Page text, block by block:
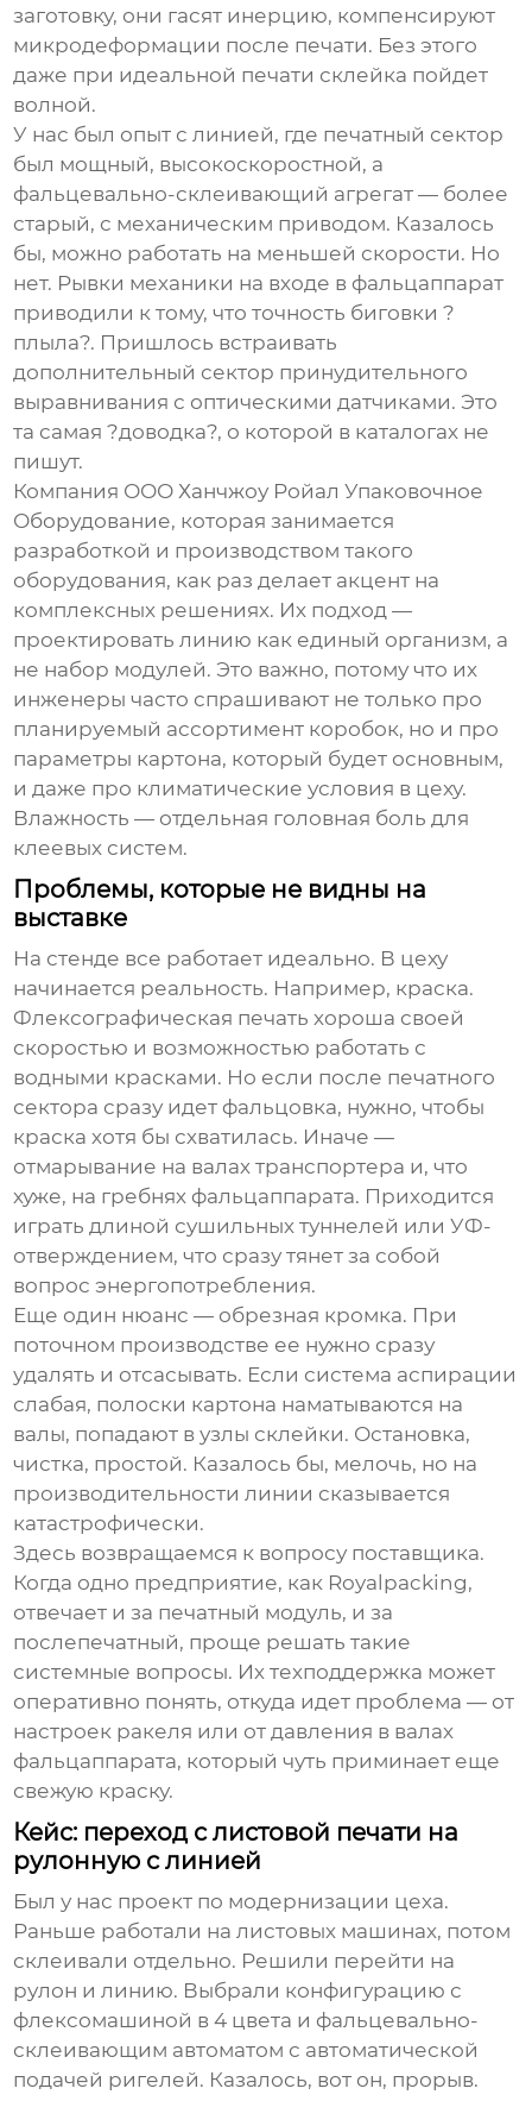
заготовку, они гасят инерцию, компенсируют
микродеформации после печати. Без этого
даже при идеальной печати склейка пойдет
волной.
У нас был опыт с линией, где печатный сектор
был мощный, высокоскоростной, а
фальцевально-склеивающий агрегат — более
старый, с механическим приводом. Казалось
бы, можно работать на меньшей скорости. Но
нет. Рывки механики на входе в фальцаппарат
приводили к тому, что точность биговки ?
плыла?. Пришлось встраивать
дополнительный сектор принудительного
выравнивания с оптическими датчиками. Это
та самая ?доводка?, о которой в каталогах не
пишут.
Компания ООО Ханчжоу Ройал Упаковочное
Оборудование, которая занимается
разработкой и производством такого
оборудования, как раз делает акцент на
комплексных решениях. Их подход —
проектировать линию как единый организм, а
не набор модулей. Это важно, потому что их
инженеры часто спрашивают не только про
планируемый ассортимент коробок, но и про
параметры картона, который будет основным,
и даже про климатические условия в цеху.
Влажность — отдельная головная боль для
клеевых систем.
Проблемы, которые не видны на
выставке
На стенде все работает идеально. В цеху
начинается реальность. Например, краска.
Флексографическая печать хороша своей
скоростью и возможностью работать с
водными красками. Но если после печатного
сектора сразу идет фальцовка, нужно, чтобы
краска хотя бы схватилась. Иначе —
отмарывание на валах транспортера и, что
хуже, на гребнях фальцаппарата. Приходится
играть длиной сушильных туннелей или УФ-
отверждением, что сразу тянет за собой
вопрос энергопотребления.
Еще один нюанс — обрезная кромка. При
поточном производстве ее нужно сразу
удалять и отсасывать. Если система аспирации
слабая, полоски картона наматываются на
валы, попадают в узлы склейки. Остановка,
чистка, простой. Казалось бы, мелочь, но на
производительности линии сказывается
катастрофически.
Здесь возвращаемся к вопросу поставщика.
Когда одно предприятие, как Royalpacking,
отвечает и за печатный модуль, и за
послепечатный, проще решать такие
системные вопросы. Их техподдержка может
оперативно понять, откуда идет проблема — от
настроек ракеля или от давления в валах
фальцаппарата, который чуть приминает еще
свежую краску.
Кейс: переход с листовой печати на
рулонную с линией
Был у нас проект по модернизации цеха.
Раньше работали на листовых машинах, потом
склеивали отдельно. Решили перейти на
рулон и линию. Выбрали конфигурацию с
флексомашиной в 4 цвета и фальцевально-
склеивающим автоматом с автоматической
подачей ригелей. Казалось, вот он, прорыв.